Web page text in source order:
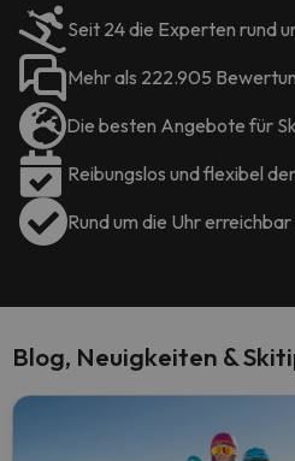
Seit 24 die Experten rund
Mehr als 222.905
Die besten Angebote für
Reibungslos und flexibel
Rund um die Uhr
Blog, Neuigkeiten &